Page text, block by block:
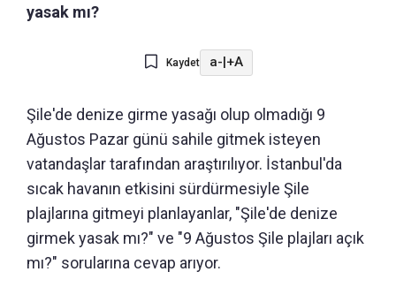
yasak mı?
Kaydet a- +A
Şile'de denize girme yasağı olup olmadığı 9
Ağustos Pazar günü sahile gitmek isteyen
vatandaşlar tarafından araştırılıyor. İstanbul'da
sıcak havanın etkisini sürdürmesiyle Şile
plajlarına gitmeyi planlayanlar, "Şile'de denize
girmek yasak mı?" ve "9 Ağustos Şile plajları açık
mı?" sorularına cevap arıyor.